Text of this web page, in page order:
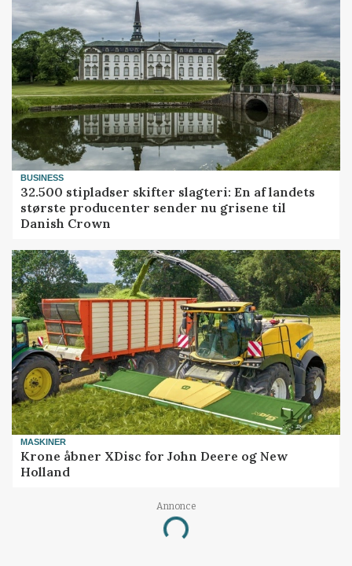
BUSINESS
32.500 stipladser skifter slagteri: En af landets
største producenter sender nu grisene til
Danish Crown
MASKINER
Krone åbner XDisc for John Deere og New
Holland
Annonce
Loading...